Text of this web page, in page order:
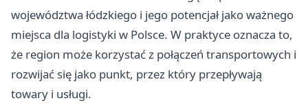
województwa łódzkiego i jego potencjał jako ważnego
miejsca dla logistyki w Polsce. W praktyce oznacza to,
że region może korzystać z połączeń transportowych i
rozwijać się jako punkt, przez który przepływają
towary i usługi.